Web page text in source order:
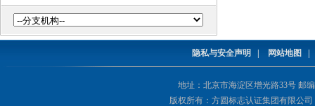
隐私与安全声明 | 网站地图
地址：北京市海淀区增光路33号 邮编
版权所有：方圆标志认证集团有限公司